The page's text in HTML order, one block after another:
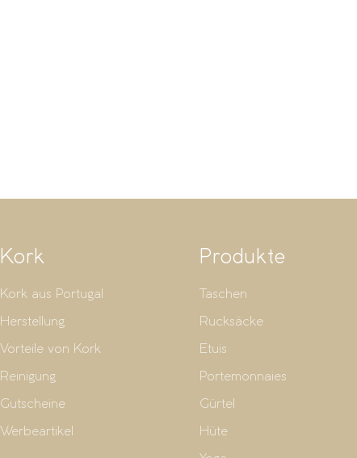
Kork
Kork aus Portugal
Herstellung
Vorteile von Kork
Reinigung
Gutscheine
Werbeartikel
Produkte
Taschen
Rucksäcke
Etuis
Portemonnaies
Gürtel
Hüte